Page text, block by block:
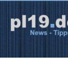
Zum
springen